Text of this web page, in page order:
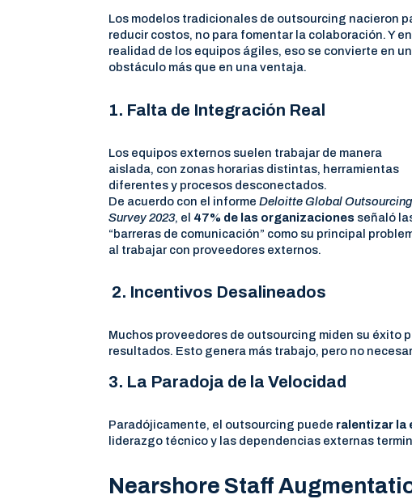
Los modelos tradicionales de outsourcing nacieron
reducir costos, no para fomentar la colaboración. Y
realidad de los equipos ágiles, eso se convierte en un
obstáculo más que en una ventaja.
1. Falta de Integración Real
Los equipos externos suelen trabajar de manera
aislada, con zonas horarias distintas, herramientas
diferentes y procesos desconectados.
De acuerdo con el informeDeloitte Global Outsourcing
Survey 2023, el 47% de las organizaciones señaló
“barreras de comunicación” como su principal
al trabajar con proveedores externos.
2. Incentivos Desalineados
Muchos proveedores de outsourcing miden su éxito
resultados. Esto genera más trabajo, pero no
3. La Paradoja de la Velocidad
Paradójicamente, el outsourcing puede ralentizar la
liderazgo técnico y las dependencias externas
Nearshore Staff